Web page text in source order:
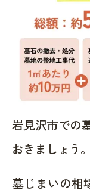
岩見沢市での
おきましょう。
墓じまいの相